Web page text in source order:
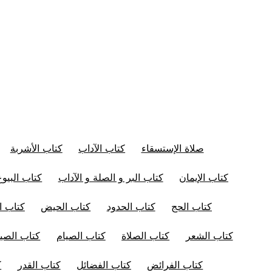
صلاة الإستسقاء كتاب الآداب كتاب الأشربة
كتاب الإيمان كتاب البر و الصلة و الآداب كتاب
كتاب الحج كتاب الحدود كتاب الحيض كتاب
كتاب الشعر كتاب الصلاة كتاب الصيام كتاب
كتاب الفرائض كتاب الفضائل كتاب القدر